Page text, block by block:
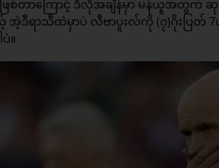
ြီ ဖြစ်တာကြောင့် ဒီလိုအချိန်မှာ မန်ယူ
အဲ့ဒီရာသီထဲမှာပဲ လီဗာပူးလ်ကို (၇)ဂိုးပြ
။